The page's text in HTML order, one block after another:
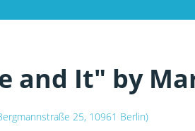
and It" by
25, 10961 Berlin)